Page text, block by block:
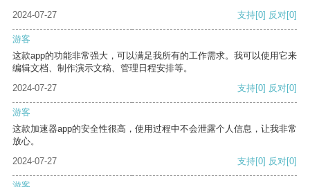
2024-07-27 支持[0] 反对[0]
游客
这款app的功能非常强大，可以满足我所有的工作需求。我可以使用它来
编辑文档、制作演示文稿、管理日程安排等。
2024-07-27
支持[0] 反对[0]
游客
这款加速器app的安全性很高，使用过程中不会泄露个人信息，让我非常
放心。
2024-07-27
支持[0] 反对[0]